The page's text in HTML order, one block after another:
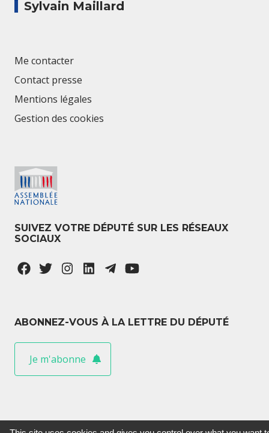
Sylvain Maillard
Me contacter
Contact presse
Mentions légales
Gestion des cookies
SUIVEZ VOTRE DÉPUTÉ SUR LES RÉSEAUX
SOCIAUX
ABONNEZ-VOUS À LA LETTRE DU DÉPUTÉ
Je m'abonne